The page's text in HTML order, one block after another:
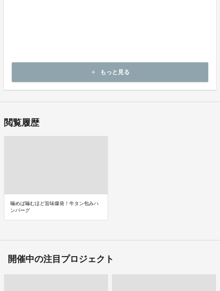
商品到着後14日以内に弊社までご連絡いただいた後、
出品者から対応方法をお客様宛にご連絡致します。
add もっと見る
閲覧履歴
噛めば噛むほど旨味爆発！牛タン包みハ
ンバーグ
開催中の注目プロジェクト